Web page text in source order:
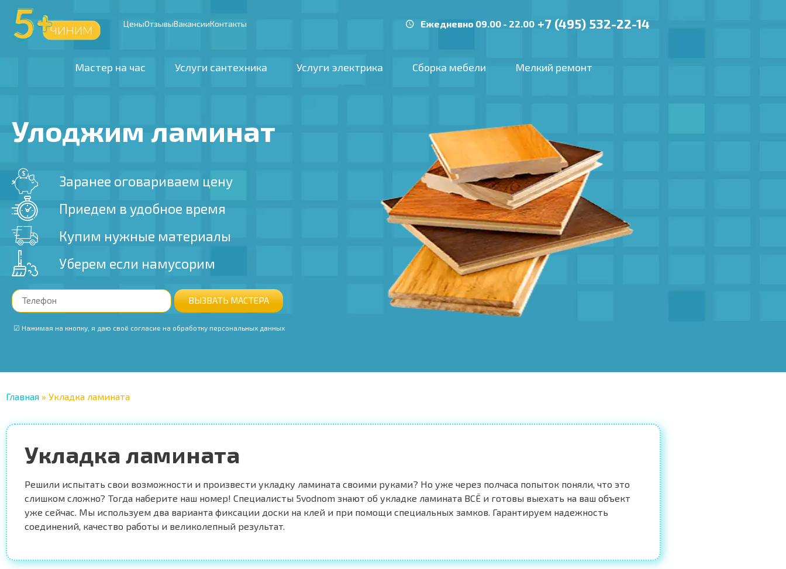
ЦеныОтзывыВакансииКонтакты Ежедневно 09.00 - 22.00 +7 (495) 532-22-14
Мастер на час Услуги сантехника Услуги электрика Сборка мебели Мелкий ремонт
Улоджим ламинат
Заранее оговариваем цену
Приедем в удобное время
Купим нужные материалы
Уберем если намусорим
ВЫЗВАТЬ МАСТЕРА
‭ ☑ Нажимая на кнопку, я даю своё согласие на обработку персональных данных
Главная » Укладка ламината
Укладка ламината
Решили испытать свои возможности и произвести укладку ламината своими руками? Но уже через полчаса попыток поняли, что это
слишком сложно? Тогда наберите наш номер! Специалисты 5vodnom знают об укладке ламината ВСЁ и готовы выехать на ваш объект
уже сейчас. Мы используем два варианта фиксации доски на клей и при помощи специальных замков. Гарантируем надежность
соединений, качество работы и великолепный результат.